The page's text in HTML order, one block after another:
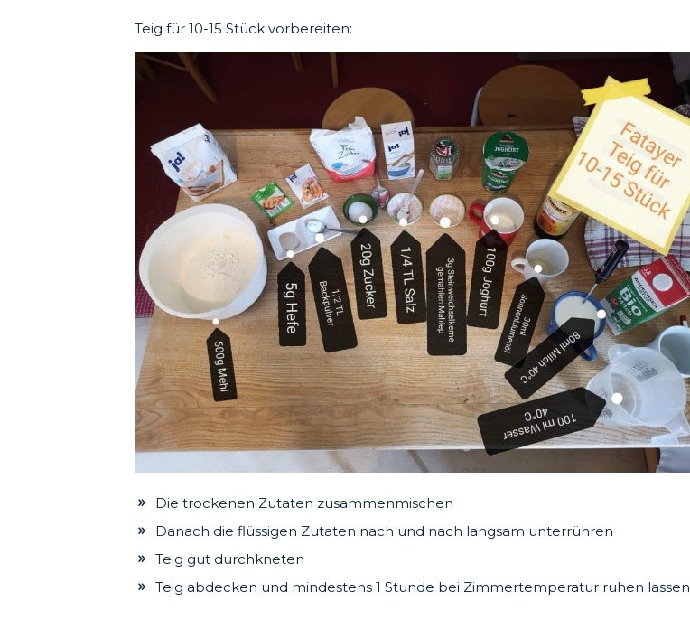
Teig für 10-15 Stück vorbereiten:
Die trockenen Zutaten zusammenmischen
Danach die flüssigen Zutaten nach und nach langsam unterrühren
Teig gut durchkneten
Teig abdecken und mindestens 1 Stunde bei Zimmertemperatur ruhen lassen